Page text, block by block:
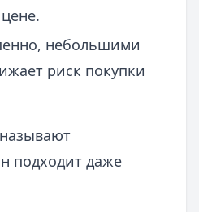
небольшими
риск покупки
подходит даже